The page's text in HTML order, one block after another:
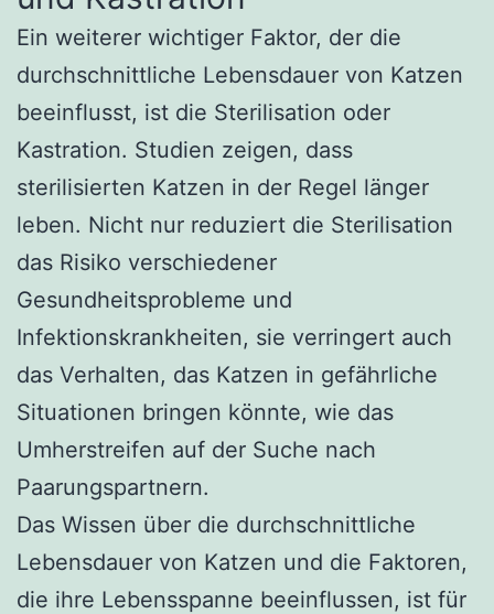
Ein weiterer wichtiger Faktor, der die
durchschnittliche Lebensdauer von Katzen
beeinflusst, ist die Sterilisation oder
Kastration. Studien zeigen, dass
sterilisierten Katzen in der Regel länger
leben. Nicht nur reduziert die Sterilisation
das Risiko verschiedener
Gesundheitsprobleme und
Infektionskrankheiten, sie verringert auch
das Verhalten, das Katzen in gefährliche
Situationen bringen könnte, wie das
Umherstreifen auf der Suche nach
Paarungspartnern.
Das Wissen über die durchschnittliche
Lebensdauer von Katzen und die Faktoren,
die ihre Lebensspanne beeinflussen, ist für